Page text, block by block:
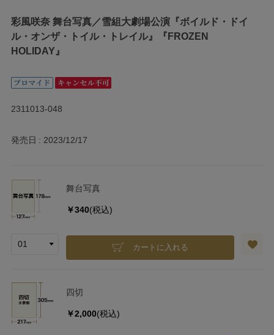
彩風咲奈 舞台写真／雪組大劇場公演『ボイルド・ドイ
ル・オンザ・トイル・トレイル』『FROZEN
HOLIDAY』
2311013-048
発売日 2023/12/17
舞台写真
￥340(税込)
カートに入れる
四切
￥2,000(税込)